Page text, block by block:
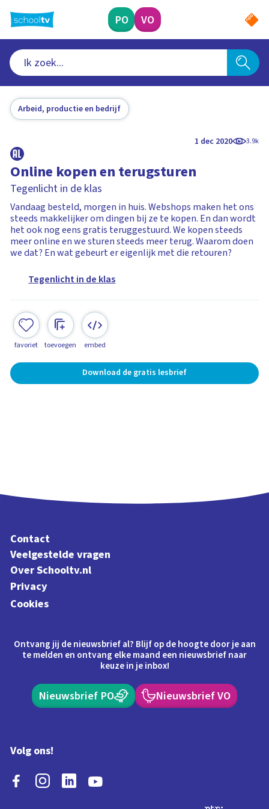
naar
hoofdinhoud
PO VO
Arbeid, productie en bedrijf
1 dec 2020 3.9k
Online kopen en terugsturen
Tegenlicht in de klas
Vandaag besteld, morgen in huis. Webshops maken het ons
steeds makkelijker om dingen bij ze te kopen. En dan wordt
het ook nog eens gratis teruggestuurd. We kopen steeds
meer online en we sturen steeds meer terug. Waarom doen
we dat? En wat gebeurt er eigenlijk met die retouren?
Tegenlicht in de klas
favoriet toevoegen embed
Download de gratis lesbrief
Contact
Veelgestelde vragen
Over Schooltv.nl
Privacy
Cookies
Ontvang jij de nieuwsbrief al? Blijf op de hoogte door je aan
te melden en ontvang elke maand een nieuwsbrief naar
keuze in je inbox!
Nieuwsbrief PO Nieuwsbrief VO
Volg ons!